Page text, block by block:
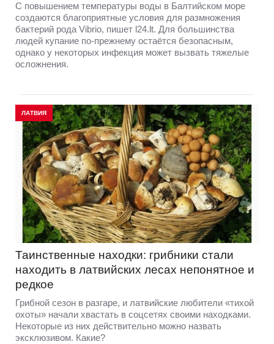
С повышением температуры воды в Балтийском море
создаются благоприятные условия для размножения
бактерий рода Vibrio, пишет l24.lt. Для большинства
людей купание по-прежнему остаётся безопасным,
однако у некоторых инфекция может вызвать тяжелые
осложнения.
ЛАТВИЯ
Таинственные находки: грибники стали
находить в латвийских лесах непонятное и
редкое
Грибной сезон в разгаре, и латвийские любители «тихой
охоты» начали хвастать в соцсетях своими находками.
Некоторые из них действительно можно назвать
эксклюзивом. Какие?